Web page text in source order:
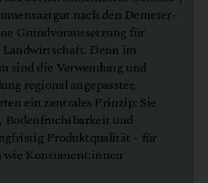
nach den Demeter-
Grundvoraussetzung für
Denn im
sind die Verwendung und
regional angepasster,
ein zentrales Prinzip: Sie
Bodenfruchtbarkeit und
Produktqualität – für
Konsument:innen